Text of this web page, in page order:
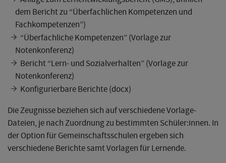
dem Bericht zu “Überfachlichen Kompetenzen und
Fachkompetenzen”)
“Überfachliche Kompetenzen” (Vorlage zur
Notenkonferenz)
Bericht “Lern- und Sozialverhalten” (Vorlage zur
Notenkonferenz)
Konfigurierbare Berichte (docx)
Die Zeugnisse beziehen sich auf verschiedene Vorlage-
Dateien, je nach Zuordnung zu bestimmten Schüler:innen. In
der Option für Gemeinschaftsschulen ergeben sich
verschiedene Berichte samt Vorlagen für Lernende.